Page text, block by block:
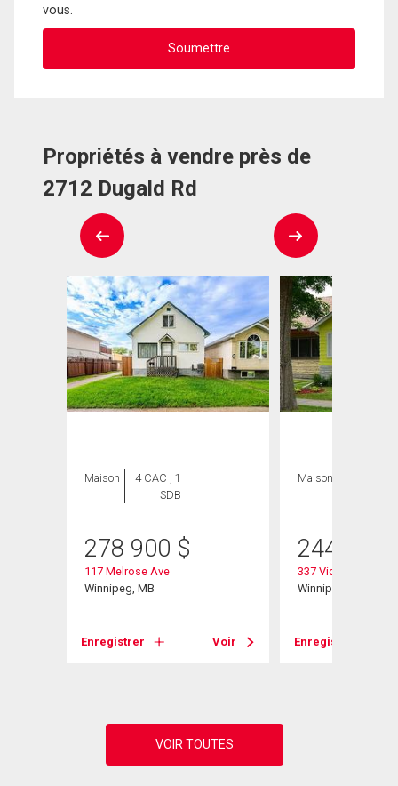
vous.
Propriétés à vendre près de
2712 Dugald Rd
Maison
4 CAC , 1
SDB
278 900 $
117 Melrose Ave
Winnipeg, MB
Enregistrer Voir
Maison
244 900
337 Victoria Avenue
Winnipeg, MB
Enregistrer